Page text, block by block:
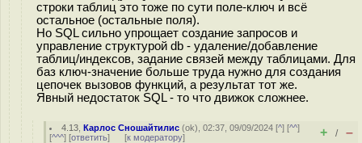
строки таблиц это тоже по сути поле-ключ и всё
остальное (остальные поля).
Но SQL сильно упрощает создание запросов и
управление структурой db - удаление/добавление
таблиц/индексов, задание связей между таблицами. Для
баз ключ-значение больше труда нужно для создания
цепочек вызовов функций, а результат тот же.
Явный недостаток SQL - то что движок сложнее.
4.13 ,Карлос Сношайтилис (ok), 02:37, 09/09/2024 [^] [^^]
[^^^] [ответить] [к модератору] + / –